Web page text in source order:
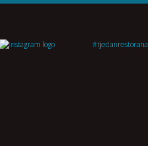
#tjedanrestorana